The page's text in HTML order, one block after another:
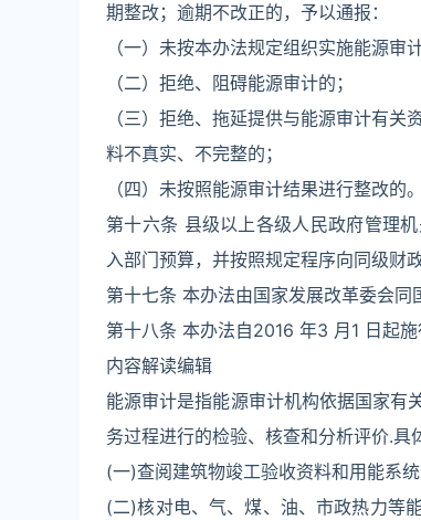
期整改；逾期不改正的，予以通报：
（一）未按本办法规定组织实施能源审计
（二）拒绝、阻碍能源审计的；
（三）拒绝、拖延提供与能源审计有关
料不真实、不完整的；
（四）未按照能源审计结果进行整改的。
第十六条 县级以上各级人民政府管理
入部门预算，并按照规定程序向同级财
第十七条 本办法由国家发展改革委会同
第十八条 本办法自2016 年3 月1 日起
内容解读编辑
能源审计是指能源审计机构依据国家有
务过程进行的检验、核查和分析评价.具
(一)查阅建筑物竣工验收资料和用能系
(二)核对电、气、煤、油、市政热力等